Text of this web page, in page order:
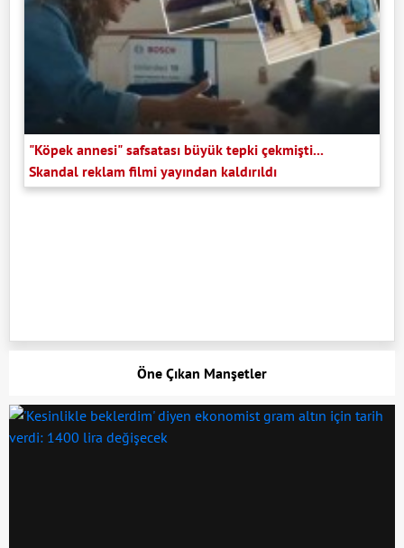
"Köpek annesi" safsatası büyük tepki çekmişti...
Skandal reklam filmi yayından kaldırıldı
Öne Çıkan Manşetler